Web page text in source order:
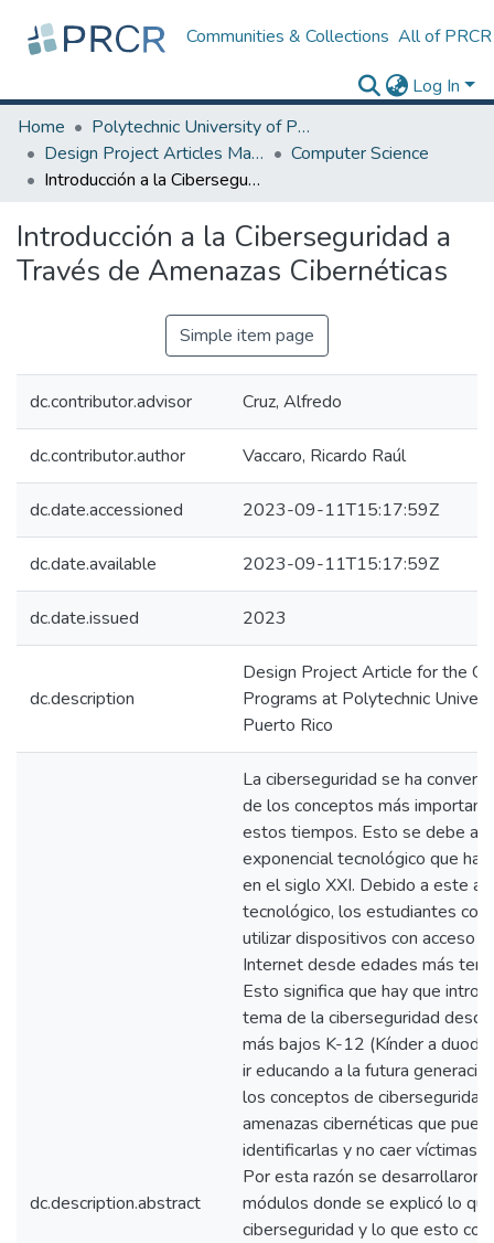
Communities & Collections All of PRCR
Log In
Home
Polytechnic University of Puerto Rico
Design Project Articles Master Degree
Computer Science
Introducción a la Ciberseguridad a Través de Amenazas Cibernéticas
Introducción a la Ciberseguridad a
Través de Amenazas Cibernéticas
Simple item page
dc.contributor.advisor Cruz, Alfredo
dc.contributor.author Vaccaro, Ricardo Raúl
dc.date.accessioned 2023-09-11T15:17:59Z
dc.date.available 2023-09-11T15:17:59Z
dc.date.issued 2023
dc.description
Design Project Article for the
Programs at Polytechnic
Puerto Rico
dc.description.abstract
La ciberseguridad se ha
de los conceptos más
estos tiempos. Esto se debe al
exponencial tecnológico que ha
en el siglo XXI. Debido a este
tecnológico, los estudiantes
utilizar dispositivos con acceso a
Internet desde edades más
Esto significa que hay que
tema de la ciberseguridad
más bajos K-12 (Kínder a
ir educando a la futura
los conceptos de ciberseguridad
amenazas cibernéticas que
identificarlas y no caer víctimas
Por esta razón se desarrollaron
módulos donde se explicó lo
ciberseguridad y lo que esto